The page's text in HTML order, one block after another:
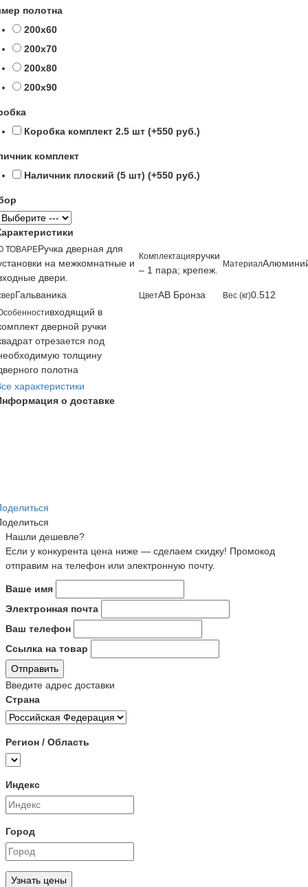
полотна
200х60
200х70
200х80
200х90
Коробка комплект 2.5 шт (+550 руб.)
комплект
Наличник плоский (5 шт) (+550 руб.)
ТОВАРЕРучка дверная для
на межкомнатные и
двери.
Комплектацияручки
– 1 пара; крепеж.
Материал
Гальваника ЦветAB Бронза Вес (кг)0.512
входящий в
дверной ручки
отрезается под
толщину
полотна
характеристики
о доставке
Нашли дешевле?
Если у конкурента цена ниже — сделаем скидку! Промокод
отправим на телефон или электронную почту.
Ваше имя
Электронная почта
Ваш телефон
Ссылка на товар
Отправить
Введите адрес доставки
Страна
Регион / Область
Индекс
Город
Узнать цены